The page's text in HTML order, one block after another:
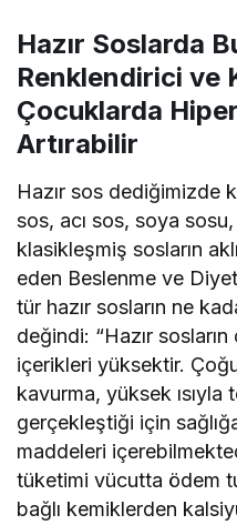
Hazır Soslarda
Renklendirici ve
Çocuklarda
Artırabilir
Hazır sos dediğimizde
sos, acı sos, soya
klasikleşmiş sosların
eden Beslenme ve
tür hazır sosların ne
değindi: “Hazır
içerikleri yüksektir.
kavurma, yüksek ısıyla
gerçekleştiği için
maddeleri
tüketimi vücutta ödem
bağlı kemiklerden